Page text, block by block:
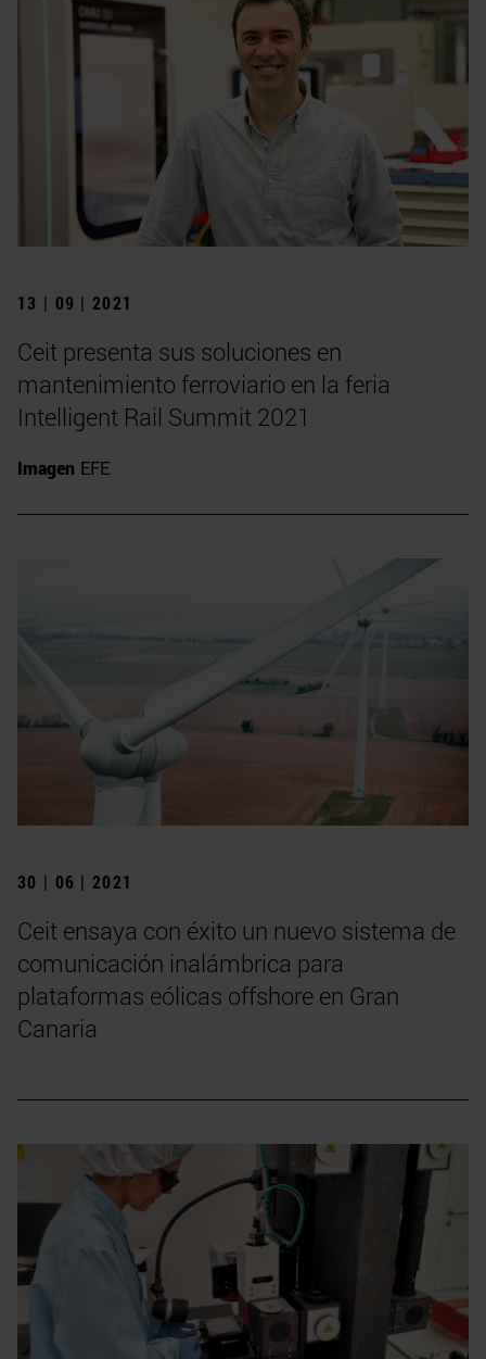
13 | 09 | 2021
Ceit presenta sus soluciones en
mantenimiento ferroviario en la feria
Intelligent Rail Summit 2021
Imagen EFE
30 | 06 | 2021
Ceit ensaya con éxito un nuevo sistema de
comunicación inalámbrica para
plataformas eólicas offshore en Gran
Canaria